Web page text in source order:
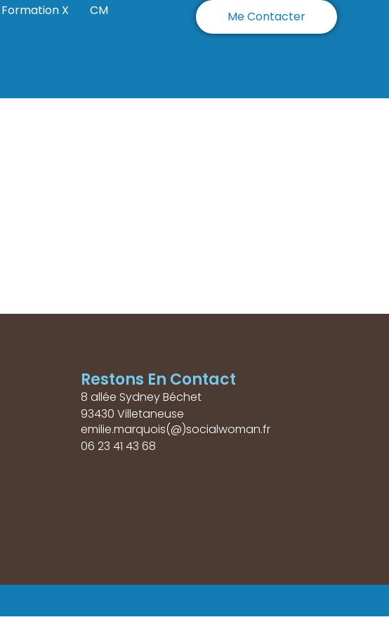
Formation X
CM
Me Contacter
Restons En Contact
8 allée Sydney Béchet
93430 Villetaneuse
emilie.marquois(@)socialwoman.fr
06 23 41 43 68